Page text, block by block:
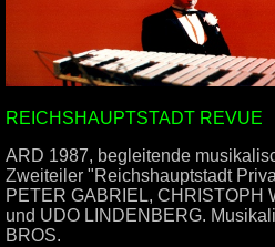
REICHSHAUPTSTADT REVUE
ARD 1987, begleitende
Zweiteiler "Reichshauptstadt
PETER GABRIEL, CHRISTOPH
und UDO LINDENBERG.
BROS.